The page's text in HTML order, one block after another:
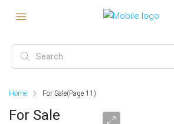
Home For Sale(Page 11)
For Sale